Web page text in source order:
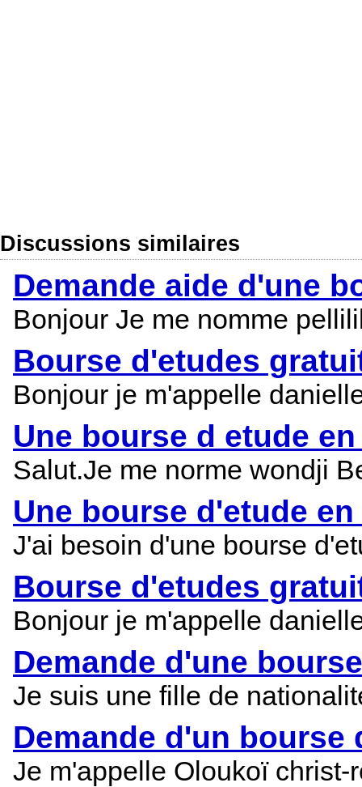
Discussions similaires
Demande aide d'une
Bonjour Je me nomme
Bourse d'etudes
Bonjour je m'appelle
Une bourse d etude
Salut.Je me norme wondji
Une bourse d'etude
J'ai besoin d'une bourse
Bourse d'etudes
Bonjour je m'appelle
Demande d'une
Je suis une fille de
Demande d'un bourse
Je m'appelle Oloukoï